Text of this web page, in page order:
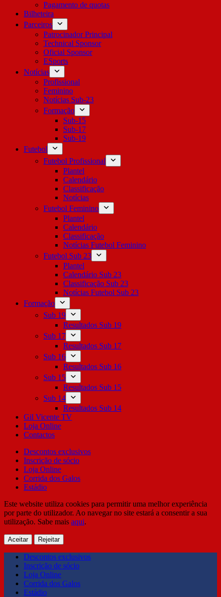
Pagamento de quotas
Bilheteira
Parceiros
Patrocinador Principal
Technical Sponsor
Oficial Sponsor
ESports
Notícias
Profissional
Feminino
Notícias Sub-23
Formação
Sub-15
Sub-17
Sub-19
Futebol
Futebol Profissional
Plantel
Calendário
Classificação
Notícias
Futebol Feminino
Plantel
Calendário
Classificação
Notícias Futebol Feminino
Futebol Sub 23
Plantel
Calendário Sub 23
Classificação Sub 23
Notícias Futebol Sub 23
Formação
Sub 19
Resultados Sub 19
Sub 17
Resultados Sub 17
Sub 16
Resultados Sub 16
Sub 15
Resultados Sub 15
Sub 14
Resultados Sub 14
Gil Vicente TV
Loja Online
Contactos
Descontos exclusivos
Inscrição de sócio
Loja Online
Corrida dos Galos
Estádio
Este website utiliza cookies para permitir uma melhor experiência
por parte do utilizador. Ao navegar no site estará a consentir a sua
utilização. Sabe mais aqui.
Aceitar Rejeitar
Descontos exclusivos
Inscrição de sócio
Loja Online
Corrida dos Galos
Estádio